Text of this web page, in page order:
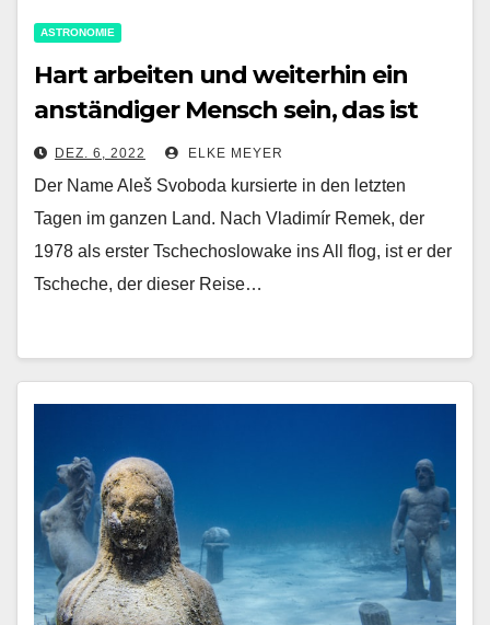
ASTRONOMIE
Hart arbeiten und weiterhin ein
anständiger Mensch sein, das ist
die Verpflichtung von Ales
Svoboda, vielleicht der nächste
Tscheche im Weltraum
DEZ. 6, 2022 ELKE MEYER
Der Name Aleš Svoboda kursierte in den letzten
Tagen im ganzen Land. Nach Vladimír Remek, der
1978 als erster Tschechoslowake ins All flog, ist er der
Tscheche, der dieser Reise…